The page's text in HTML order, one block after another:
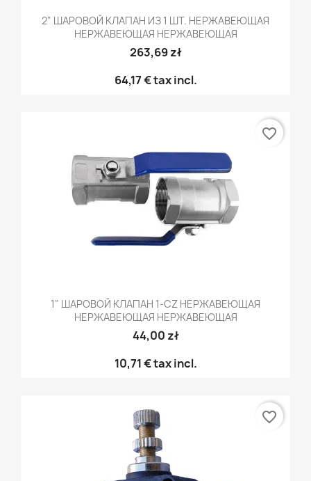
2" ШАРОВОЙ КЛАПАН ИЗ 1 ШТ. НЕРЖАВЕЮЩАЯ
НЕРЖАВЕЮЩАЯ НЕРЖАВЕЮЩАЯ
263,69 zł
64,17 €tax incl.
1" ШАРОВОЙ КЛАПАН 1-CZ НЕРЖАВЕЮЩАЯ
НЕРЖАВЕЮЩАЯ НЕРЖАВЕЮЩАЯ
44,00 zł
10,71 €tax incl.
favorite_border
favorite_border